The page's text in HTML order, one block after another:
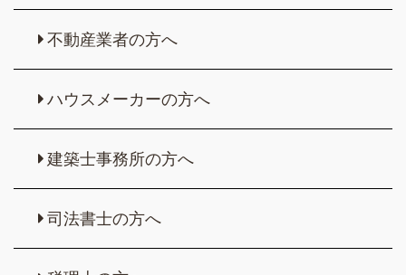
不動産業者の方へ
ハウスメーカーの方へ
建築士事務所の方へ
司法書士の方へ